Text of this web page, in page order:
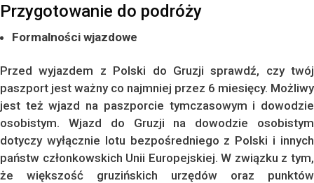
Przygotowanie do podróży
Formalności wjazdowe
Przed wyjazdem z Polski do Gruzji sprawdź, czy twój
paszport jest ważny co najmniej przez 6 miesięcy. Możliwy
jest też wjazd na paszporcie tymczasowym i dowodzie
osobistym. Wjazd do Gruzji na dowodzie osobistym
dotyczy wyłącznie lotu bezpośredniego z Polski i innych
państw członkowskich Unii Europejskiej. W związku z tym,
że większość gruzińskich urzędów oraz punktów